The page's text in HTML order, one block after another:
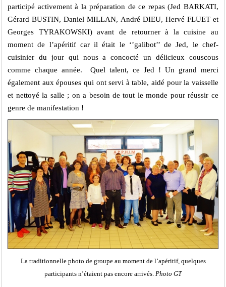
participé activement à la préparation de ce repas (Jed BARKATI,
Gérard BUSTIN, Daniel MILLAN, André DIEU, Hervé FLUET et
Georges TYRAKOWSKI) avant de retourner à la cuisine au
moment de l’apéritif car il était le ‘’galibot’’ de Jed, le chef-
cuisinier du jour qui nous a concocté un délicieux couscous
comme chaque année. Quel talent, ce Jed ! Un grand merci
également aux épouses qui ont servi à table, aidé pour la vaisselle
et nettoyé la salle ; on a besoin de tout le monde pour réussir ce
genre de manifestation !
La traditionnelle photo de groupe au moment de l’apéritif, quelques
participants n’étaient pas encore arrivés. Photo GT